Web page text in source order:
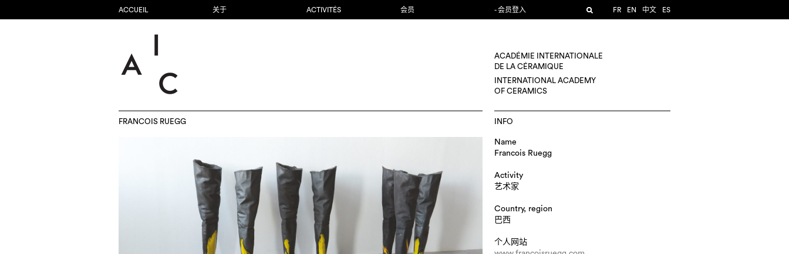
ACCUEIL 关于 ACTIVITÉS 会员 - 会员登入 FR EN 中文 ES
ACADÉMIE INTERNATIONALE
DE LA CÉRAMIQUE
INTERNATIONAL ACADEMY
OF CERAMICS
FRANCOIS RUEGG INFO
Name
Francois Ruegg
Activity
艺术家
Country, region
巴西
个人网站